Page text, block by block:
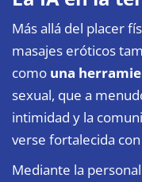
Más allá del placer
masajes eróticos
como una
sexual, que a
intimidad y la
verse fortalecida con
Mediante la